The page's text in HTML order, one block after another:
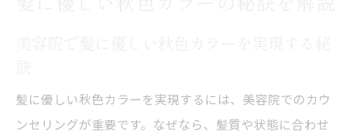
髪に優しい秋色カラーを実現するには、美容院でのカウ
ンセリングが重要です。なぜなら、髪質や状態に合わせ